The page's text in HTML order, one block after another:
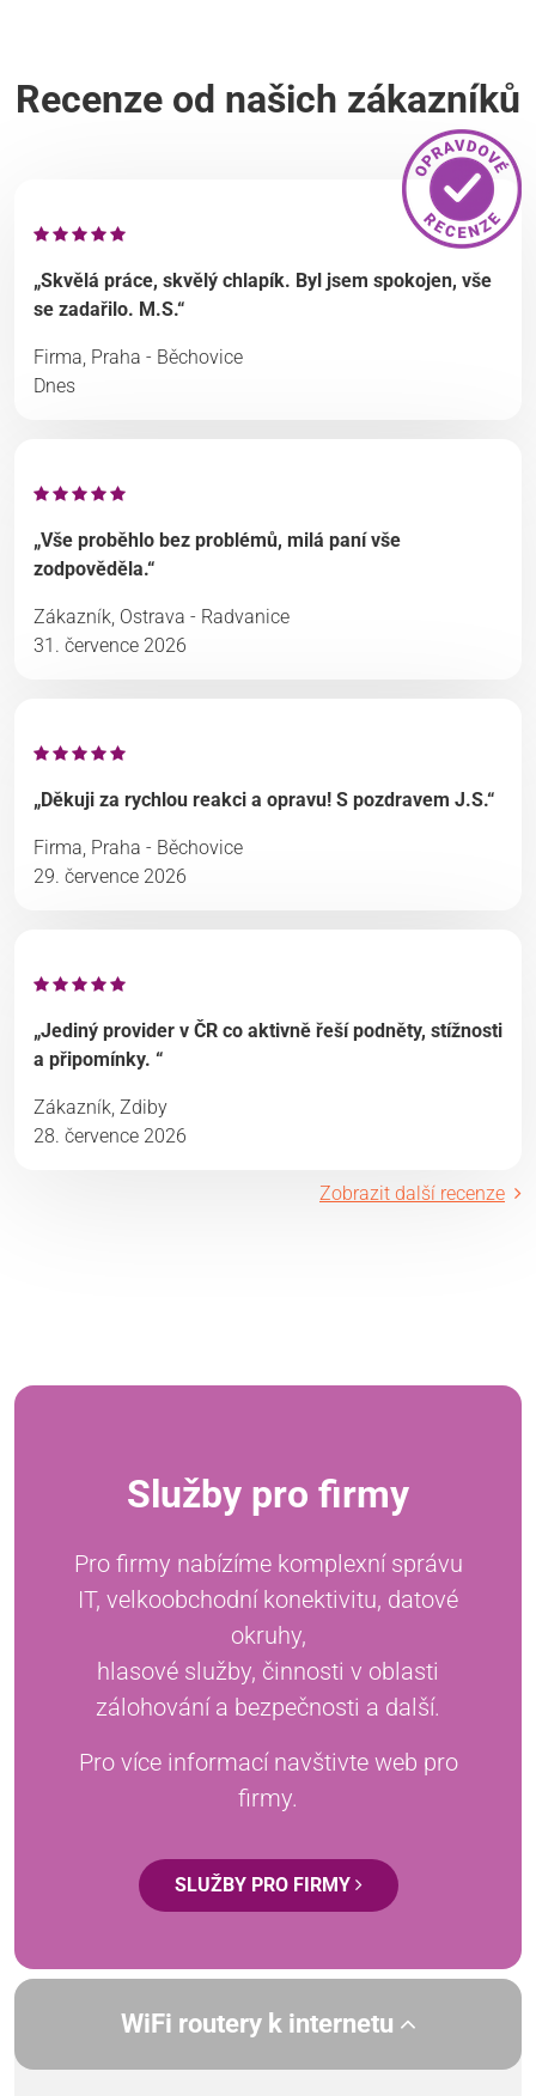
Recenze od našich zákazníků
„Skvělá práce, skvělý chlapík. Byl jsem spokojen, vše
se zadařilo. M.S.“
Firma, Praha - Běchovice
Dnes
„Vše proběhlo bez problémů, milá paní vše
zodpověděla.“
Zákazník, Ostrava - Radvanice
31. července 2026
„Děkuji za rychlou reakci a opravu! S pozdravem J.S.“
Firma, Praha - Běchovice
29. července 2026
„Jediný provider v ČR co aktivně řeší podněty, stížnosti
a připomínky. “
Zákazník, Zdiby
28. července 2026
Zobrazit další recenze
Služby pro firmy
Pro firmy nabízíme komplexní správu
IT, velkoobchodní konektivitu, datové
okruhy,
hlasové služby, činnosti v oblasti
zálohování a bezpečnosti a další.
Pro více informací navštivte web pro
firmy.
SLUŽBY PRO FIRMY
WiFi routery k internetu